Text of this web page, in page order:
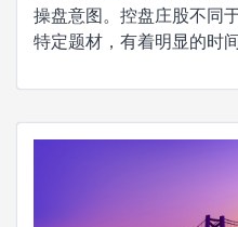
操盘意图。控盘庄股不同
特定题材，有着明显的时